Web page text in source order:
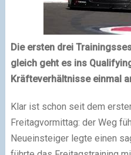
Die ersten drei
gleich geht es ins
Kräfteverhältnisse einmal
Klar ist schon seit dem
Freitagvormittag: der Weg
Neueinsteiger legte einen